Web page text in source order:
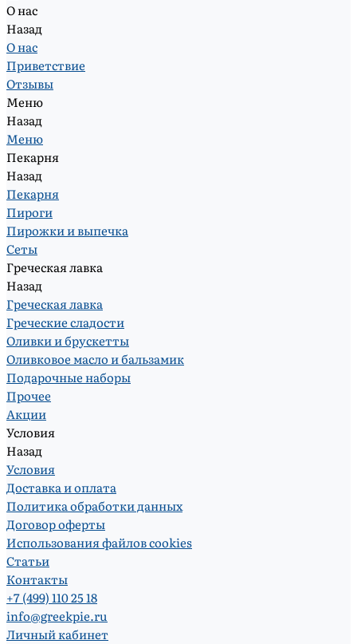
О нас
Назад
О нас
Приветствие
Отзывы
Меню
Назад
Меню
Пекарня
Назад
Пекарня
Пироги
Пирожки и выпечка
Сеты
Греческая лавка
Назад
Греческая лавка
Греческие сладости
Оливки и брускетты
Оливковое масло и бальзамик
Подарочные наборы
Прочее
Акции
Условия
Назад
Условия
Доставка и оплата
Политика обработки данных
Договор оферты
Использования файлов cookies
Статьи
Контакты
+7 (499) 110 25 18
info@greekpie.ru
Личный кабинет